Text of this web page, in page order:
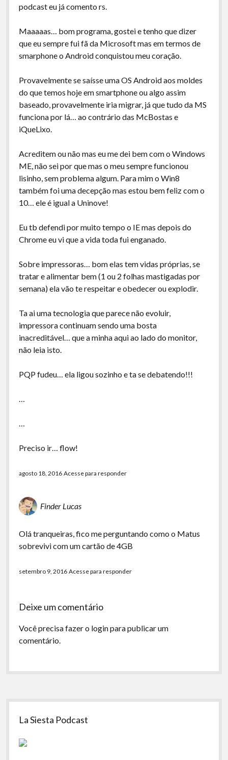
podcast eu já comento rs.
Maaaaas… bom programa, gostei e tenho que dizer
que eu sempre fui fã da Microsoft mas em termos de
smarphone o Android conquistou meu coração.
Provavelmente se saísse uma OS Android aos moldes
do que temos hoje em smartphone ou algo assim
baseado, provavelmente iria migrar, já que tudo da MS
funciona por lá… ao contrário das McBostas e
iQueLixo.
Acreditem ou não mas eu me dei bem com o Windows
ME, não sei por que mas o meu sempre funcionou
lisinho, sem problema algum. Para mim o Win8
também foi uma decepção mas estou bem feliz com o
10… ele é igual a Uninove!
Eu tb defendi por muito tempo o IE mas depois do
Chrome eu vi que a vida toda fui enganado.
Sobre impressoras… bom elas tem vidas próprias, se
tratar e alimentar bem (1 ou 2 folhas mastigadas por
semana) ela vão te respeitar e obedecer ou explodir.
Ta ai uma tecnologia que parece não evoluir,
impressora continuam sendo uma bosta
inacreditável… que a minha aqui ao lado do monitor,
não leia isto.
PQP fudeu… ela ligou sozinho e ta se debatendo!!!
…
…
Preciso ir… flow!
agosto 18, 2016 Acesse para responder
Finder Lucas
Olá tranqueiras, fico me perguntando como o Matus
sobrevivi com um cartão de 4GB
setembro 9, 2016 Acesse para responder
Deixe um comentário
Você precisa fazer o loginpara publicar um
comentário.
Sidebar
La Siesta Podcast